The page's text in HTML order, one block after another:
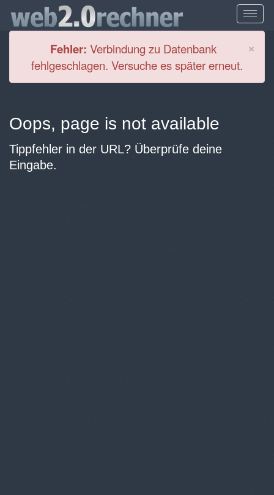
×
Fehler: Verbindung zu Datenbank
fehlgeschlagen. Versuche es später erneut.
Oops, page is not available
Tippfehler in der URL? Überprüfe deine
Eingabe.